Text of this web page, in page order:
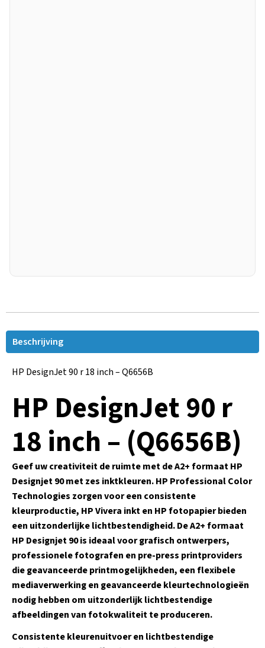
Beschrijving
HP DesignJet 90 r 18 inch – Q6656B
HP DesignJet 90 r
18 inch – (Q6656B)
Geef uw creativiteit de ruimte met de A2+ formaat HP
Designjet 90 met zes inktkleuren. HP Professional Color
Technologies zorgen voor een consistente
kleurproductie, HP Vivera inkt en HP fotopapier bieden
een uitzonderlijke lichtbestendigheid. De A2+ formaat
HP Designjet 90 is ideaal voor grafisch ontwerpers,
professionele fotografen en pre-press printproviders
die geavanceerde printmogelijkheden, een flexibele
mediaverwerking en geavanceerde kleurtechnologieën
nodig hebben om uitzonderlijk lichtbestendige
afbeeldingen van fotokwaliteit te produceren.
Consistente kleurenuitvoer en lichtbestendige